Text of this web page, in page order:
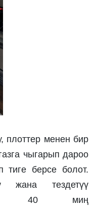
плоттер менен бир
чыгарып дароо
тиге берсе болот.
жана тездетүү
40 миң